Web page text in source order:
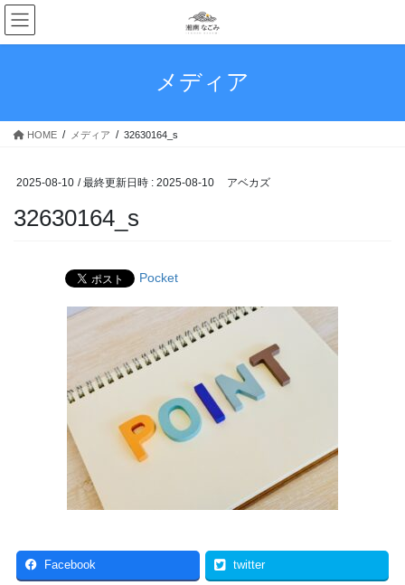
コ
ン
テ
ス
ナ
ビ
ゲ
ン
メディア
HOME メディア 32630164_s
2025-08-10 / 最終更新日時 : 2025-08-10 アベカズ
32630164_s
Pocket
Facebook twitter